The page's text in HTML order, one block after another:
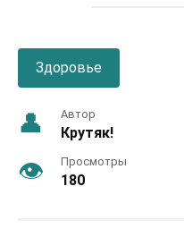
Здоровье
Автор
Крутяк!
Просмотры
180